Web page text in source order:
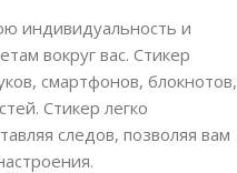
индивидуальность и
вокруг вас. Стикер
смартфонов, блокнотов,
Стикер легко
следов, позволяя вам